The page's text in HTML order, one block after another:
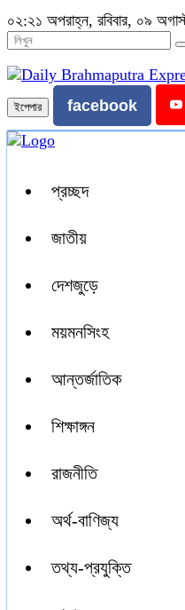
০২:২১ অপরাহ্ন, রবিবার, ০৯
ইপেপার facebook
প্রচ্ছদ
জাতীয়
দেশজুড়ে
ময়মনসিংহ
আন্তর্জাতিক
শিক্ষাঙ্গন
রাজনীতি
অর্থ-বাণিজ্য
তথ্য-প্রযুক্তি